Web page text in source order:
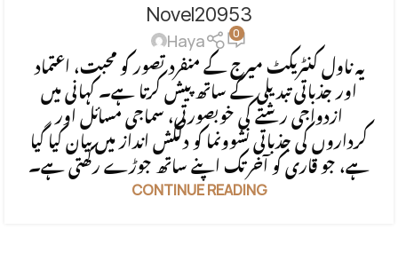
SOCIAL ISSUES BASED,SOCIAL ROMANTIC NOVEL
Novel20953
Haya 0
یہ ناول کنٹریکٹ میرج کے منفرد تصور کو محبت، اعتماد
اور جذباتی تبدیلی کے ساتھ پیش کرتا ہے۔ کہانی میں
ازدواجی رشتے کی خوبصورتی، سماجی مسائل اور
کرداروں کی جذباتی نشوونما کو دلکش انداز میں بیان کیا گیا
ہے، جو قاری کو آخر تک اپنے ساتھ جوڑے رکھتی ہے۔
CONTINUE READING